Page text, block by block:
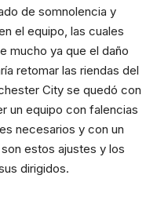
de somnolencia y
el equipo, las cuales
mucho ya que el daño
retomar las riendas del
City se quedó con
un equipo con falencias
necesarios y con un
estos ajustes y los
dirigidos.